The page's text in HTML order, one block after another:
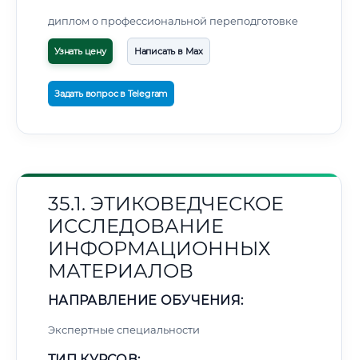
диплом о профессиональной переподготовке
Узнать цену Написать в Max
Задать вопрос в Telegram
35.1. ЭТИКОВЕДЧЕСКОЕ
ИССЛЕДОВАНИЕ
ИНФОРМАЦИОННЫХ
МАТЕРИАЛОВ
НАПРАВЛЕНИЕ ОБУЧЕНИЯ:
Экспертные специальности